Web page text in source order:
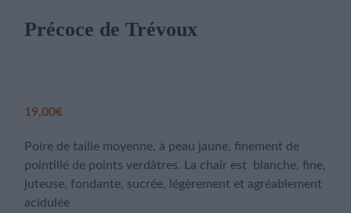
Précoce de Trévoux
19,00€
Poire de taille moyenne, à peau jaune, finement de
pointillé de points verdâtres. La chair est blanche, fine,
juteuse, fondante, sucrée, légèrement et agréablement
acidulée